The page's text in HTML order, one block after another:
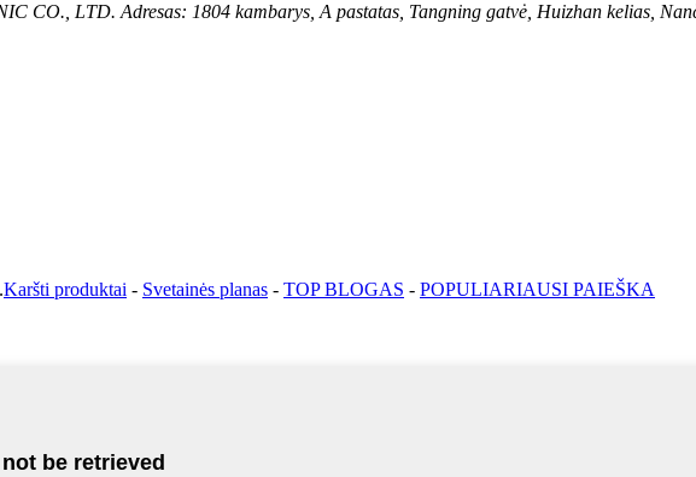
CO., LTD. Adresas: 1804 kambarys, A pastatas, Tangning gatvė, Huizhan kelias,
Karšti produktai - Svetainės planas - TOP BLOGAS - POPULIARIAUSI PAIEŠKA